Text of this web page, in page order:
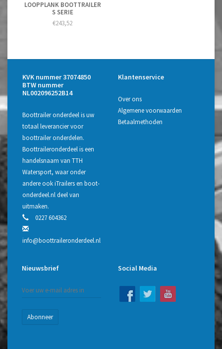
LOOPPLANK BOOTTRAILER
S SERIE
€243,52
KVK nummer 37074850
BTW nummer
NL002096252B14
Boottrailer onderdeel is uw
totaal leverancier voor
boottrailer onderdelen.
Boottraileronderdeel is een
handelsnaam van TTH
Watersport, waar onder
andere ook iTrailers en boot-
onderdeel.nl deel van
uitmaken.
0227 604362
info@boottraileronderdeel.nl
Klantenservice
Over ons
Algemene voorwaarden
Betaalmethoden
Nieuwsbrief
Abonneer
Social Media